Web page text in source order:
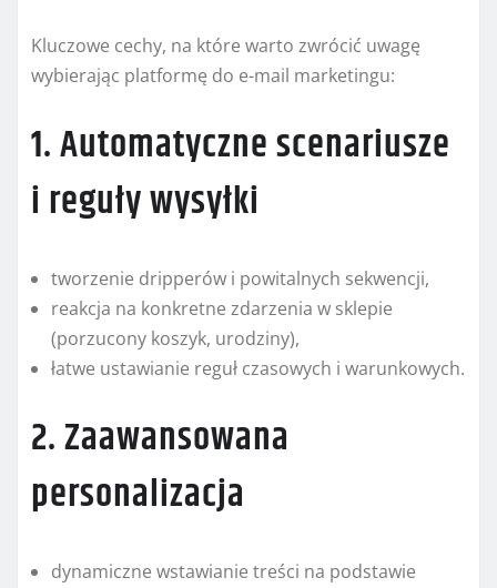
Kluczowe cechy, na które warto zwrócić uwagę
wybierając platformę do e-mail marketingu:
1. Automatyczne scenariusze
i reguły wysyłki
tworzenie dripperów i powitalnych sekwencji,
reakcja na konkretne zdarzenia w sklepie
(porzucony koszyk, urodziny),
łatwe ustawianie reguł czasowych i warunkowych.
2. Zaawansowana
personalizacja
dynamiczne wstawianie treści na podstawie